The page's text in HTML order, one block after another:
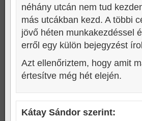
néhány utcán nem tud
más utcákban kezd. A többi
jövő héten munkakezdéssel
erről egy külön bejegyzést
Azt ellenőriztem, hogy amit
értesítve még hét elején.
Kátay Sándor szerint: